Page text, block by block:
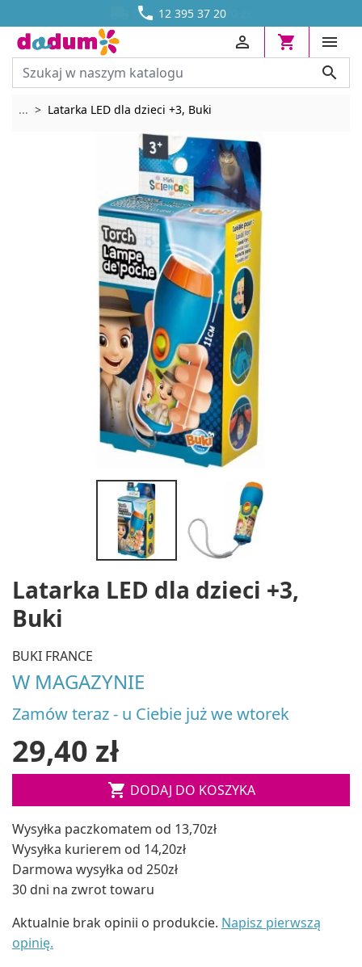
 12 395 37 20
DOSTAWA OD 13,70 ZŁ





... Rozwiń breadcrumbs
Latarka LED dla dzieci +3, Buki
Latarka LED dla dzieci +3,
Buki
BUKI FRANCE
W MAGAZYNIE
Zamów teraz - u Ciebie już we wtorek
29,40 zł
 DODAJ DO KOSZYKA
Wysyłka paczkomatem od 13,70zł
Wysyłka kurierem od 14,20zł
Darmowa wysyłka od 250zł
30 dni na zwrot towaru
Aktualnie brak opinii o produkcie. Napisz pierwszą
opinię.